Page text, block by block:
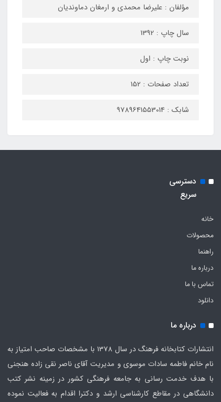
مؤلفان : علیرضا محمدی و ارمغان دماوندیان
سال چاپ : 1392
نوبت چاپ : اول
تعداد صفحات : 152
شابک : 9789641553014
دسترسی
سریع
خانه
محصولات
راهنما
درباره ما
تماس با ما
دانلود
درباره ما
انتشارات کتابخانه فرهنگ در سال 1378 با مشخصات صاحب امتیاز به
نام خانم فاطمه سادات موسوی و مدیریت آقای ناصر نقی زاده هنجنی
با هدف خدمت رسانی به جامعه فرهنگی کشور در زمینه نشر کتب
دانشگاهی در مقاطع کارشناسی ارشد و دکترا اقدام به فعالیت نموده